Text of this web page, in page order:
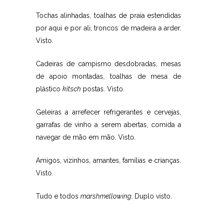
Tochas alinhadas, toalhas de praia estendidas
por aqui e por ali, troncos de madeira a arder.
Visto.
Cadeiras de campismo desdobradas, mesas
de apoio montadas, toalhas de mesa de
plástico kitsch postas. Visto.
Geleiras a arrefecer refrigerantes e cervejas,
garrafas de vinho a serem abertas, comida a
navegar de mão em mão. Visto.
Amigos, vizinhos, amantes, famílias e crianças.
Visto.
Tudo e todos marshmellowing . Duplo visto.